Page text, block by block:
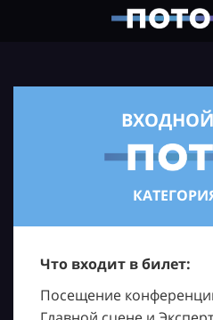
Что входит в билет:
Посещение